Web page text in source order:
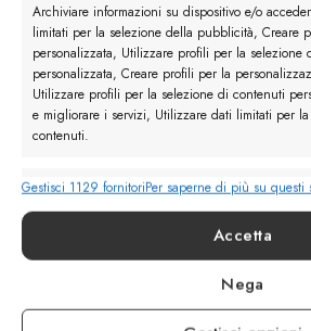
Archiviare informazioni su dispositivo e/o
limitati per la selezione della pubblicità, Creare
personalizzata, Utilizzare profili per la selezione
personalizzata, Creare profili per la
Utilizzare profili per la selezione di contenuti
e migliorare i servizi, Utilizzare dati limitati per
contenuti.
Funzionalità
Abbinare e combinare dati provenienti da altre
dati, Collegare diversi dispositivi, Identificare i
in base alle informazioni trasmesse
Garantire la sicurezza, prevenire e
Gestisci 1129 fornitoriPer saperne di più su questi
Accetta
Nega
MI 20145 • Milano
Via Belfiore 9
Termini e Condizioni
Privacy
Pay
Visa